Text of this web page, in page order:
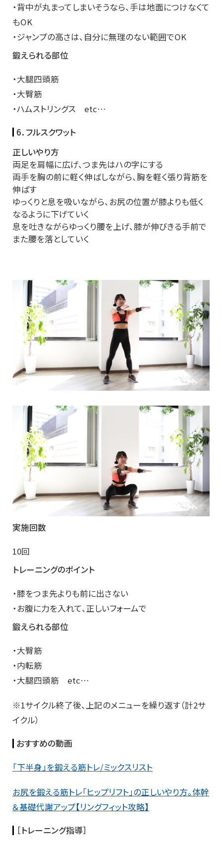
・背中が丸まってしまいそうなら、手は地面につけなくて
もOK
・ジャンプの高さは、自分に無理のない範囲でOK
鍛えられる部位
・大腿四頭筋
・大臀筋
・ハムストリングス etc…
6．フルスクワット
正しいやり方
両足を肩幅に広げ、つま先はハの字にする
両手を胸の前に軽く伸ばしながら、胸を軽く張り背筋を
伸ばす
ゆっくりと息を吸いながら、お尻の位置が膝よりも低く
なるように下げていく
息を吐きながらゆっくり腰を上げ、膝が伸びきる手前で
また腰を落としていく
実施回数
10回
トレーニングのポイント
・膝をつま先よりも前に出さない
・お腹に力を入れて、正しいフォームで
鍛えられる部位
・大臀筋
・内転筋
・大腿四頭筋 etc…
※1サイクル終了後、上記のメニューを繰り返す（計2サ
イクル）
おすすめの動画
「下半身」を鍛える筋トレ/ミックスリスト
お尻を鍛える筋トレ「ヒップリフト」の正しいやり方。体幹
＆基礎代謝アップ【リングフィット攻略】
［トレーニング指導］